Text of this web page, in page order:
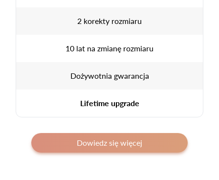
2 korekty rozmiaru
10 lat na zmianę rozmiaru
Dożywotnia gwarancja
Lifetime upgrade
Dowiedz się więcej